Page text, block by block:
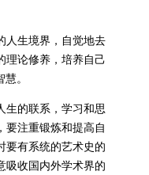
人生境界，自觉地去
理论修养，培养自己
。
生的联系，学习和思
要注重锻炼和提高自
要有系统的艺术史的
吸收国内外学术界的